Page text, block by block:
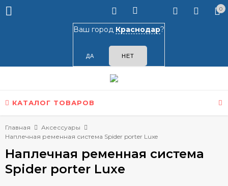
Ваш город Краснодар?
0
КАТАЛОГ ТОВАРОВ
Главная
Аксессуары
Наплечная ременная система Spider porter Luxe
Наплечная ременная система
Spider porter Luxe